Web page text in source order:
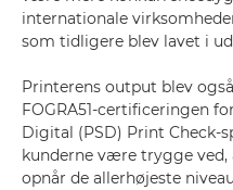
internationale
som tidligere blev lavet i
Printerens output blev
FOGRA51-certificeringen
Digital (PSD) Print Check-
kunderne være trygge
opnår de allerhøjeste